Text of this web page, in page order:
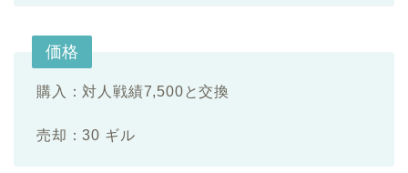
価格
購入：対人戦績7,500と交換
売却：30 ギル